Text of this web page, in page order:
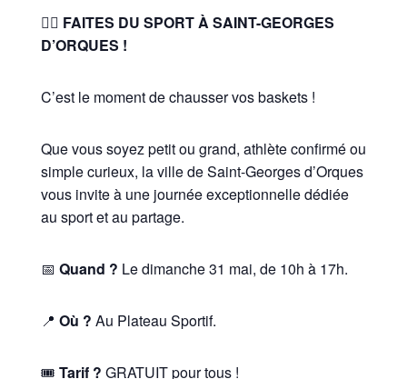
🏃‍♂️ FAITES DU SPORT À SAINT-GEORGES
D’ORQUES !
C’est le moment de chausser vos baskets !
Que vous soyez petit ou grand, athlète confirmé ou
simple curieux, la ville de Saint-Georges d’Orques
vous invite à une journée exceptionnelle dédiée
au sport et au partage.
📅 Quand ? Le dimanche 31 mai, de 10h à 17h.
📍 Où ? Au Plateau Sportif.
🎟 Tarif ? GRATUIT pour tous !